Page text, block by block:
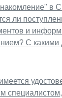
в
ли
и
С